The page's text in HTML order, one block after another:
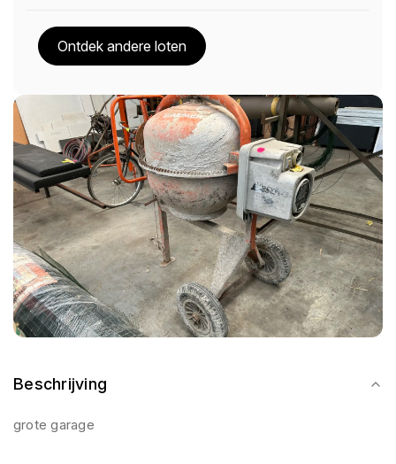
Beschrijving
grote garage
Ontdek andere loten